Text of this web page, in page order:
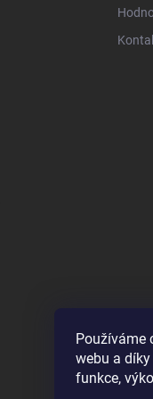
Používáme
webu a
funkce,